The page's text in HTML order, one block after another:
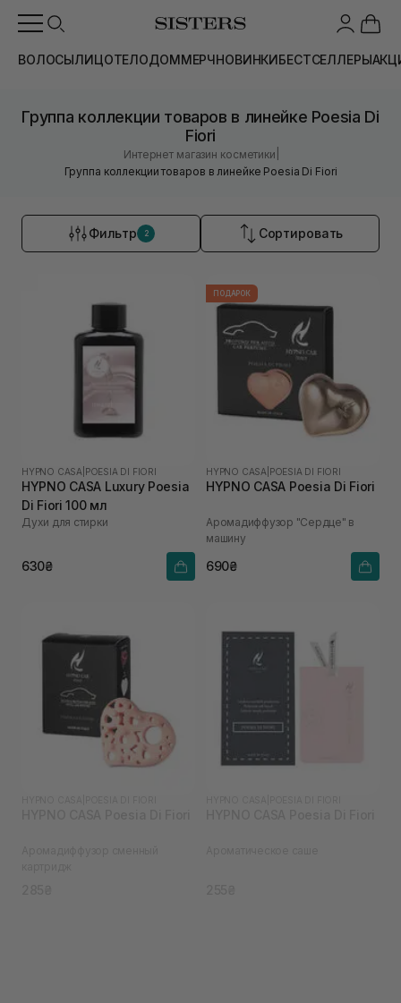
ВОЛОСЫЛИЦОТЕЛОДОММЕРЧНОВИНКИБЕСТСЕЛЛЕРЫ
Группа коллекции товаров в линейке Poesia Di
Fiori
Интернет магазин косметики
Группа коллекции товаров в линейке Poesia Di Fiori
Фильтр 2 Сортировать
HYPNO CASA POESIA DI FIORI
HYPNO CASA Luxury Poesia
Di Fiori 100 мл
Духи для стирки
630₴
ПОДАРОК
HYPNO CASA POESIA DI FIORI
HYPNO CASA Poesia Di Fiori
Аромадиффузор "Сердце" в
машину
690₴